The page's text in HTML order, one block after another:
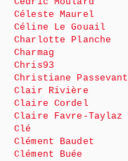
Céleste Maurel
Céline Le Gouail
Charlotte Planche
Charmag
Chris93
Christiane Passevant
Clair Rivière
Claire Cordel
Claire Favre-Taylaz
Clé
Clément Baudet
Clément Buée